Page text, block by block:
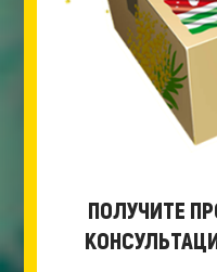
ПОЛУЧИТЕ